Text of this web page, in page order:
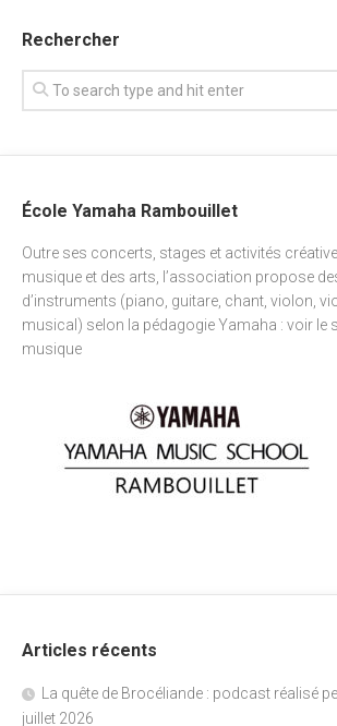
Rechercher
École Yamaha Rambouillet
Outre ses concerts, stages et activités
musique et des arts, l’association propose
d’instruments (piano, guitare, chant, violon,
musical) selon la pédagogie Yamaha : voir le
musique
Articles récents
La quête de Brocéliande : podcast réalisé
juillet 2026